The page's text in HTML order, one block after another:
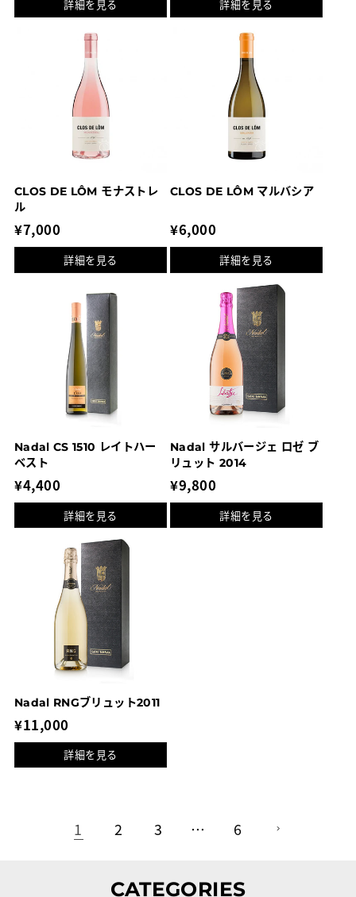
価
詳細を見る
価
詳細を見る
CLOS DE LÔM モナストレ
ル
通
常
価
¥7,000
詳細を見る
CLOS DE LÔM マルバシア
通
常
価
¥6,000
詳細を見る
Nadal CS 1510 レイトハー
ベスト
通
常
価
¥4,400
詳細を見る
Nadal サルバージェ ロゼ ブ
リュット 2014
通
常
価
¥9,800
詳細を見る
Nadal RNGブリュット2011
通
常
価
¥11,000
詳細を見る
1 2 3 … 6
CATEGORIES